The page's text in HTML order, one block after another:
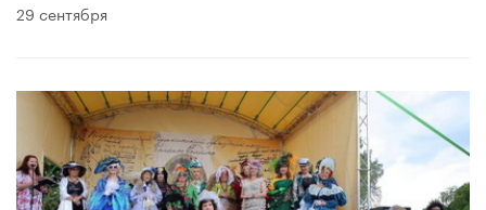
29 сентября